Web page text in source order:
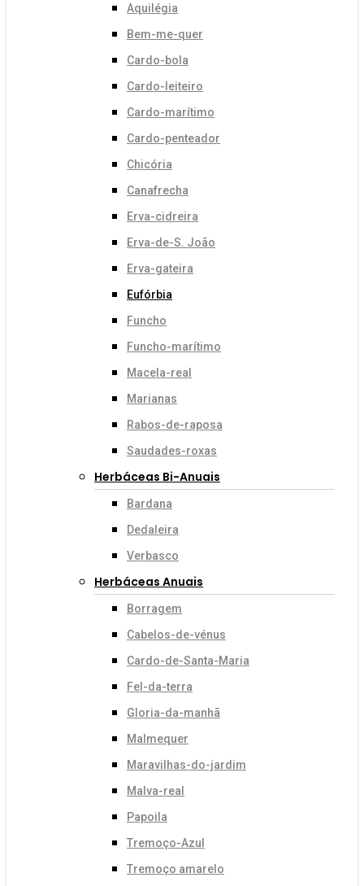
Aquilégia
Bem-me-quer
Cardo-bola
Cardo-leiteiro
Cardo-marítimo
Cardo-penteador
Chicória
Canafrecha
Erva-cidreira
Erva-de-S. João
Erva-gateira
Eufórbia
Funcho
Funcho-marítimo
Macela-real
Marianas
Rabos-de-raposa
Saudades-roxas
Herbáceas Bi-Anuais
Bardana
Dedaleira
Verbasco
Herbáceas Anuais
Borragem
Cabelos-de-vénus
Cardo-de-Santa-Maria
Fel-da-terra
Gloria-da-manhã
Malmequer
Maravilhas-do-jardim
Malva-real
Papoila
Tremoço-Azul
Tremoço amarelo